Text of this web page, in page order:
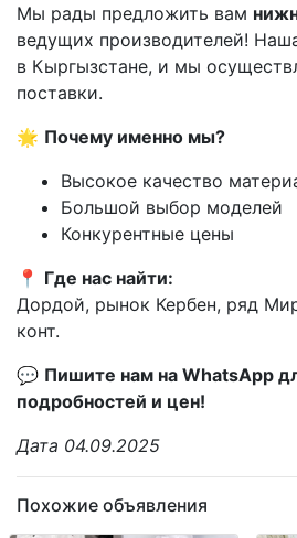
Мы рады предложить вам
ведущих производителей!
в Кыргызстане, и мы
поставки.
🌟 Почему именно мы?
Высокое качество
Большой выбор моделей
Конкурентные цены
📍 Где нас найти:
Дордой, рынок Кербен, ряд
конт.
💬 Пишите нам на WhatsApp
подробностей и цен!
Дата 04.09.2025
Похожие объявления